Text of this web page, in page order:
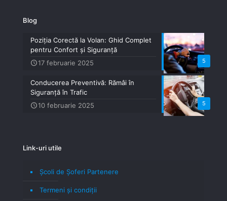
Blog
5
Poziția Corectă la Volan: Ghid Complet
pentru Confort și Siguranță
17 februarie 2025
5
Conducerea Preventivă: Rămâi în
Siguranță în Trafic
10 februarie 2025
Link-uri utile
Școli de Șoferi Partenere
Termeni şi condiţii